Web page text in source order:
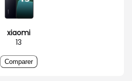
xiaomi
13
Comparer